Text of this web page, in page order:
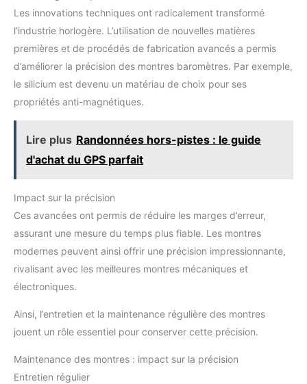
Les innovations techniques ont radicalement transformé
l’industrie horlogère. L’utilisation de nouvelles matières
premières et de procédés de fabrication avancés a permis
d’améliorer la précision des montres baromètres. Par exemple,
le silicium est devenu un matériau de choix pour ses
propriétés anti-magnétiques.
Lire plus Randonnées hors-pistes : le guide
d'achat du GPS parfait
Impact sur la précision
Ces avancées ont permis de réduire les marges d’erreur,
assurant une mesure du temps plus fiable. Les montres
modernes peuvent ainsi offrir une précision impressionnante,
rivalisant avec les meilleures montres mécaniques et
électroniques.
Ainsi, l’entretien et la maintenance régulière des montres
jouent un rôle essentiel pour conserver cette précision.
Maintenance des montres : impact sur la précision
Entretien régulier